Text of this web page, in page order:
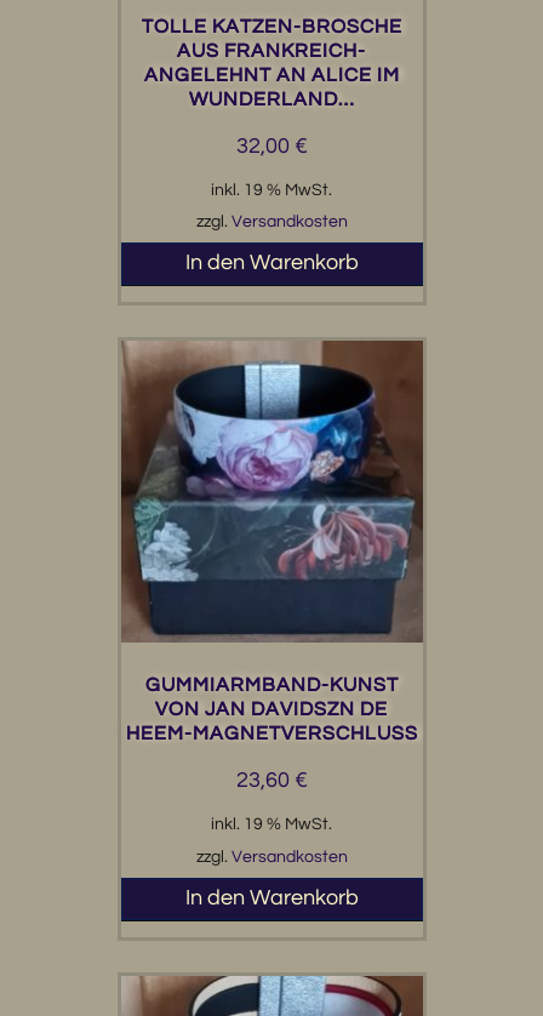
TOLLE KATZEN-BROSCHE
AUS FRANKREICH-
ANGELEHNT AN ALICE IM
WUNDERLAND…
32,00 €
inkl. 19 % MwSt.
zzgl. Versandkosten
In den Warenkorb
GUMMIARMBAND-KUNST
VON JAN DAVIDSZN DE
HEEM-MAGNETVERSCHLUSS
23,60 €
inkl. 19 % MwSt.
zzgl. Versandkosten
In den Warenkorb